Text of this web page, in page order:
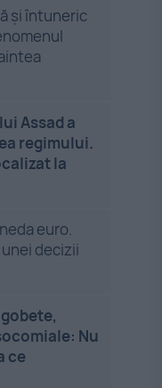
și întuneric
Assad a
regimului.
la
euro.
decizii
Nu
ce